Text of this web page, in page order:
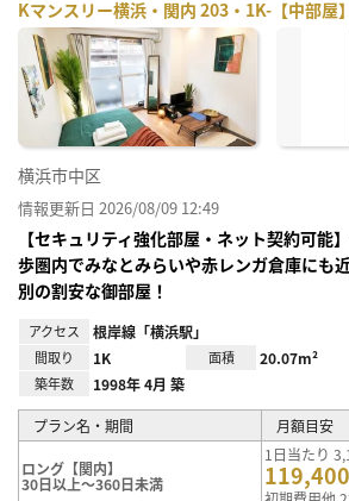
Kマンスリー横浜・関内 203・1K-【中部屋
横浜市中区
情報更新日 2026/08/09 12:49
【セキュリティ強化部屋・ネット契約可能
歩圏内でみなとみらいや赤レンガ倉庫にも
別の割安な御部屋！
アクセス 根岸線「横浜駅」
間取り 1K 面積 20.07m²
築年数 1998年 4月 築
プラン名・期間 月額目安
ロング【関内】
30日以上～360日未満
1日当たり
119,400